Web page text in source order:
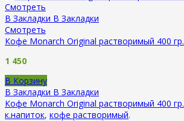
Смотреть
В Закладки В Закладки
Смотреть
Кофе Monarch Original растворимый 400 гр.
1 450
В Корзину
В Закладки В Закладки
Кофе Monarch Original растворимый 400 гр.
к.напиток, кофе растворимый.